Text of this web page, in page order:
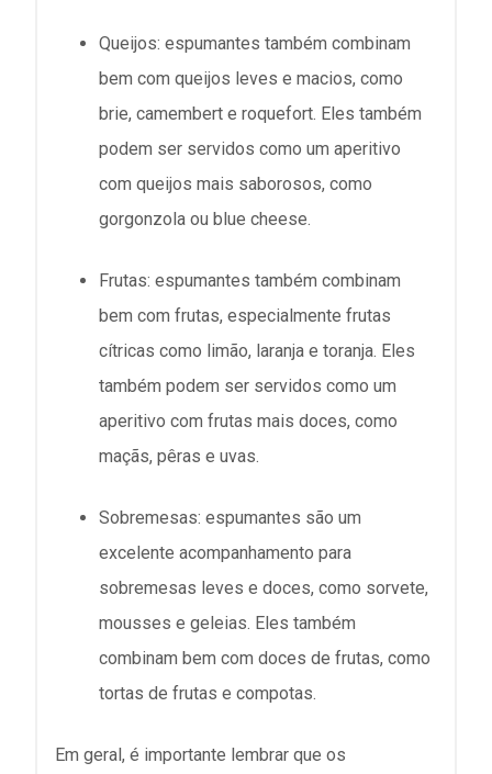
Queijos: espumantes também combinam
bem com queijos leves e macios, como
brie, camembert e roquefort. Eles também
podem ser servidos como um aperitivo
com queijos mais saborosos, como
gorgonzola ou blue cheese.
Frutas: espumantes também combinam
bem com frutas, especialmente frutas
cítricas como limão, laranja e toranja. Eles
também podem ser servidos como um
aperitivo com frutas mais doces, como
maçãs, pêras e uvas.
Sobremesas: espumantes são um
excelente acompanhamento para
sobremesas leves e doces, como sorvete,
mousses e geleias. Eles também
combinam bem com doces de frutas, como
tortas de frutas e compotas.
Em geral, é importante lembrar que os